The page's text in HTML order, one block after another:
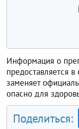
Информация о
предоставляется
заменяет
опасно для
Поделиться: